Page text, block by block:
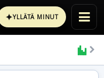
✦YLLÄTÄ MINUT